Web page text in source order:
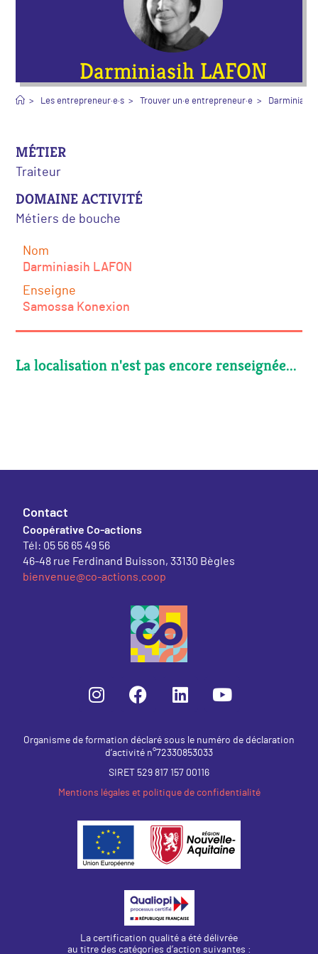
Darminiasih LAFON
> Les entrepreneur·e·s > Trouver un·e entrepreneur·e > Darminiasih
Nom
Darminiasih LAFON
Enseigne
Samossa Konexion
MÉTIER
Traiteur
DOMAINE ACTIVITÉ
Métiers de bouche
La localisation n'est pas encore renseignée...
Contact
Coopérative Co-actions
Tél: 05 56 65 49 56
46-48 rue Ferdinand Buisson, 33130 Bègles
bienvenue@co-actions.coop
Organisme de formation déclaré sous le numéro de déclaration
d’activité n°72330853033
SIRET 529 817 157 00116
Mentions légales et politique de confidentialité
La certification qualité a été délivrée
au titre des catégories d’action suivantes :